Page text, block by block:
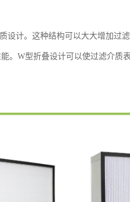
设计。这种结构可以大大增加过
。W型折叠设计可以使过滤介质